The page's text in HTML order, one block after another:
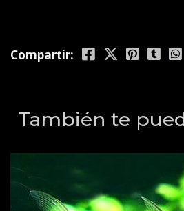
Compartir:
También te